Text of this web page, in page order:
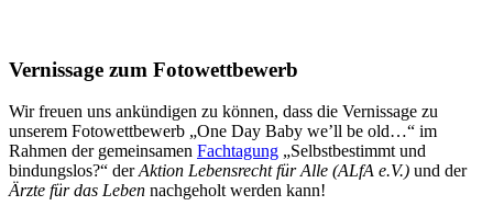
Vernissage zum Fotowettbewerb
Wir freuen uns ankündigen zu können, dass die Vernissage zu
unserem Fotowettbewerb „One Day Baby we’ll be old…“ im
Rahmen der gemeinsamen Fachtagung „Selbstbestimmt und
bindungslos?“ derAktion Lebensrecht für Alle (ALfA e.V.) und der
Ärzte für das Leben nachgeholt werden kann!